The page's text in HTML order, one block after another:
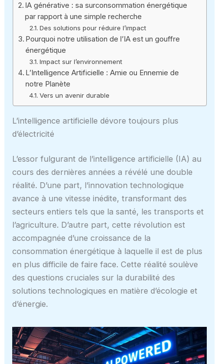
IA générative : sa surconsommation énergétique
par rapport à une simple recherche
Des solutions pour réduire l’impact
Pourquoi notre utilisation de l’IA est un gouffre
énergétique
Impact sur l’environnement
L’Intelligence Artificielle : Amie ou Ennemie de
notre Planète
Vers un avenir durable
L’intelligence artificielle dévore toujours plus
d’électricité
L’essor fulgurant de l’intelligence artificielle (IA) au
cours des dernières années a révélé une double
réalité. D’une part, l’innovation technologique
avance à une vitesse inédite, transformant des
secteurs entiers tels que la santé, les transports et
l’agriculture. D’autre part, cette révolution est
accompagnée d’une croissance de la
consommation énergétique à laquelle il est de plus
en plus difficile de faire face. Cette réalité soulève
des questions cruciales sur la durabilité des
solutions technologiques en matière d’écologie et
d’énergie.